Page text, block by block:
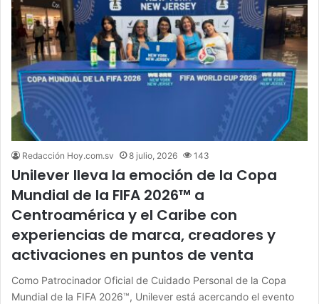
Redacción Hoy.com.sv 8 julio, 2026 143
Unilever lleva la emoción de la Copa
Mundial de la FIFA 2026™ a
Centroamérica y el Caribe con
experiencias de marca, creadores y
activaciones en puntos de venta
Como Patrocinador Oficial de Cuidado Personal de la Copa
Mundial de la FIFA 2026™, Unilever está acercando el evento